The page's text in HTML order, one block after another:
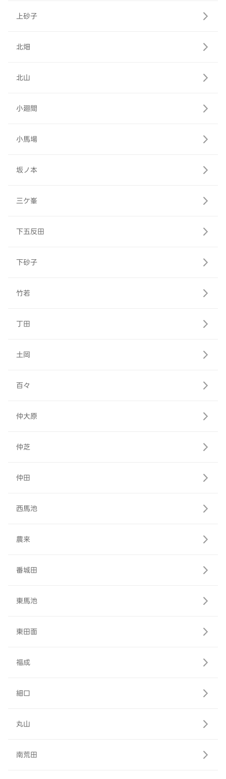
上砂子
北畑
北山
小廻間
小馬場
坂ノ本
三ケ峯
下五反田
下砂子
竹若
丁田
土岡
百々
仲大原
仲芝
仲田
西馬池
農来
番城田
東馬池
東田面
福成
細口
丸山
南荒田